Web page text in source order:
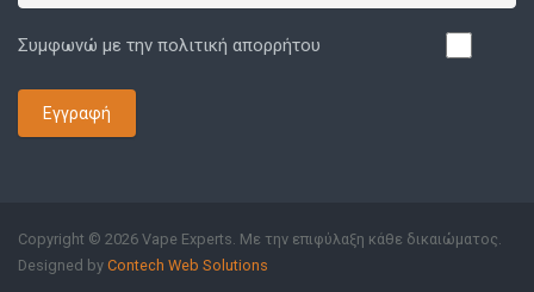
Συμφωνώ με την πολιτική απορρήτου
Εγγραφή
Copyright © 2026 Vape Experts. Με την επιφύλαξη κάθε δικαιώματος.
Designed by Contech Web Solutions